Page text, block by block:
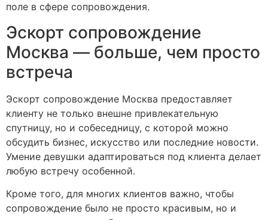
поле в сфере сопровождения.
Эскорт сопровождение
Москва — больше, чем просто
встреча
Эскорт сопровождение Москва предоставляет
клиенту не только внешне привлекательную
спутницу, но и собеседницу, с которой можно
обсудить бизнес, искусство или последние новости.
Умение девушки адаптироваться под клиента делает
любую встречу особенной.
Кроме того, для многих клиентов важно, чтобы
сопровождение было не просто красивым, но и